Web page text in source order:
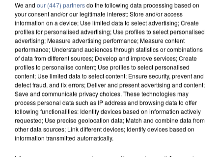
6 août 2026
Une touriste de l’Oise emportée par une coulée de
We and our (447) partnersdo the following data processing based on
your consent and/or our legitimate interest: Store and/or access
information on a device; Use limited data to select advertising; Create
profiles for personalised advertising; Use profiles to select personalised
advertising; Measure advertising performance; Measure content
performance; Understand audiences through statistics or combinations
of data from different sources; Develop and improve services; Create
profiles to personalise content; Use profiles to select personalised
content; Use limited data to select content; Ensure security, prevent and
detect fraud, and fix errors; Deliver and present advertising and content;
Save and communicate privacy choices. These technologies may
process personal data such as IP address and browsing data to offer
following functionalities: Identify devices based on information actively
requested; Use precise geolocation data; Match and combine data from
other data sources; Link different devices; Identify devices based on
information transmitted automatically.